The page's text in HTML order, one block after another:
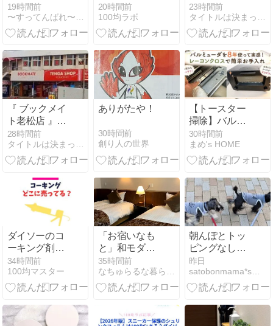
ロス
19時間前
分？ダイソ
ー・セリアの
ケース・持ち
納を比較
20時間前
100均ラボ
系の味”が水島
エリアへ！家
系ラーメン『
家 』が倉敷に
オープン！【
岡山県倉敷市
東塚７丁目３
−３９ 】#1
23時間前
『 ブックメイ
ト老松店 』が
閉店してる。
『 ブックメイ
ト倉敷沖店 』
ープン！【 岡
山県倉敷市老
松町５丁目１
−１３ 】#1
28時間前
ありがたや！
30時間前
創り人の世界
【トースター
掃除】バルミ
ューダを8年
使って実感！
レーヨンクロ
入れ
30時間前
まめ's HOME
ダイソーのコ
ーキング剤売
り場はどこ？
種類・透明タ
イプや屋外の
34時間前
100均マスター
「お宿いなも
と」和モダン
なお部屋
35時間前
朝んぽとトッ
ピングなしの
ゴハン
は・・・。
昨日
satobonmama*s factory